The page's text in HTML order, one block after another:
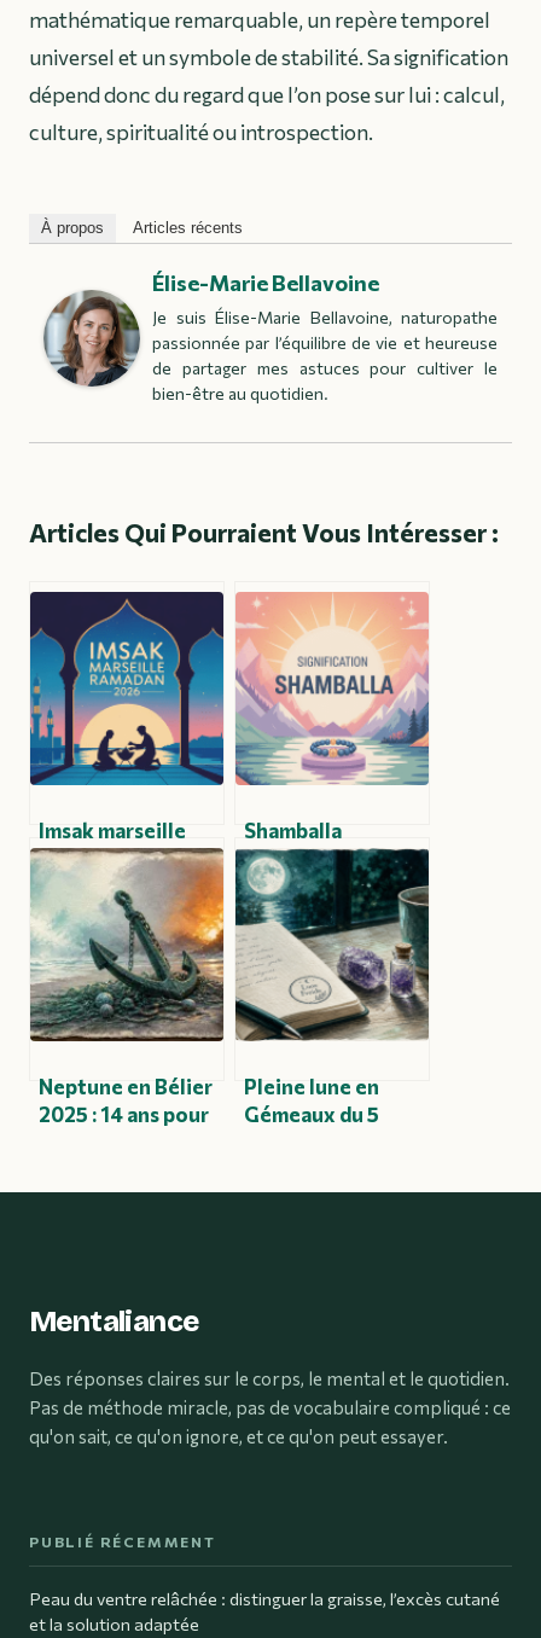
mathématique remarquable, un repère temporel
universel et un symbole de stabilité. Sa signification
dépend donc du regard que l’on pose sur lui : calcul,
culture, spiritualité ou introspection.
À propos Articles récents
Élise-Marie Bellavoine
Je suis Élise-Marie Bellavoine, naturopathe
passionnée par l’équilibre de vie et heureuse
de partager mes astuces pour cultiver le
bien-être au quotidien.
Articles Qui Pourraient Vous Intéresser :
Imsak marseille
2026 : horaires,
calendrier
complet et
conseils pratiques
Shamballa
signification : sens
spirituel, origine
et usages
modernes
Neptune en Bélier
2025 : 14 ans pour
concrètes
Pleine lune en
Gémeaux du 5
apaiser le mental
Mentaliance
Des réponses claires sur le corps, le mental et le quotidien.
Pas de méthode miracle, pas de vocabulaire compliqué : ce
qu'on sait, ce qu'on ignore, et ce qu'on peut essayer.
PUBLIÉ RÉCEMMENT
Peau du ventre relâchée : distinguer la graisse, l’excès cutané
et la solution adaptée